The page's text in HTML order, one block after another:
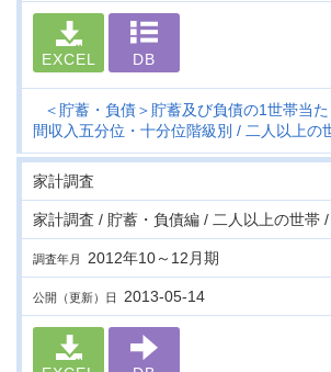
EXCEL DB
＜貯蓄・負債＞貯蓄及び負債の1世帯当
間収入五分位・十分位階級別
二人以上の
家計調査
家計調査 / 貯蓄・負債編 / 二人以上の世帯
調査年月 2012年10～12月期
公開（更新）日 2013-05-14